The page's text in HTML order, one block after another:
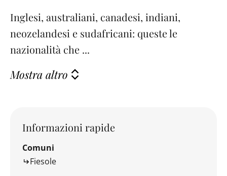
Inglesi, australiani, canadesi, indiani,
neozelandesi e sudafricani: queste le
nazionalità che ...
Mostra altro
Informazioni rapide
Comuni
Fiesole